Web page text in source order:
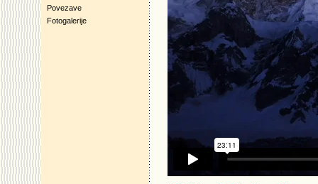
Povezave
Fotogalerije